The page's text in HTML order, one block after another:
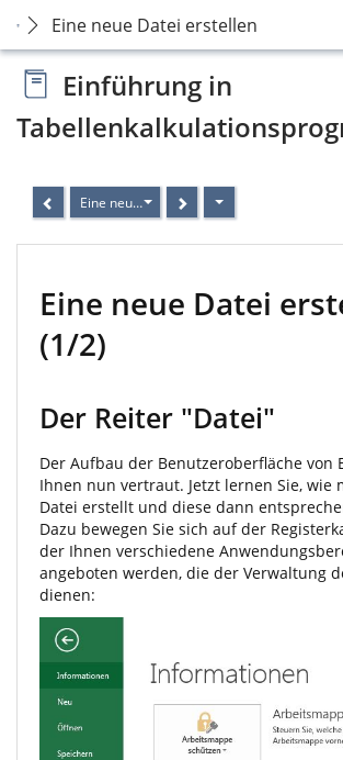
Eine neue Datei erstellen
Einführung in
Eine neue Datei erstellen
Eine neue Datei
(1/2)
Der Reiter "Datei"
Der Aufbau der Benutzeroberfläche von
Ihnen nun vertraut. Jetzt lernen Sie, wie
Datei erstellt und diese dann
Dazu bewegen Sie sich auf der
der Ihnen verschiedene
angeboten werden, die der Verwaltung
dienen: